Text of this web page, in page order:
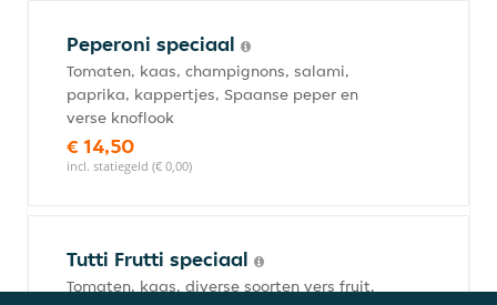
Peperoni speciaal
Tomaten, kaas, champignons, salami,
paprika, kappertjes, Spaanse peper en
verse knoflook
€ 14,50
incl. statiegeld (€ 0,00)
Tutti Frutti speciaal
Tomaten, kaas, diverse soorten vers fruit,